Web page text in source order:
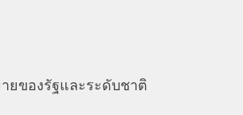
ยของรัฐและระดับชาติ